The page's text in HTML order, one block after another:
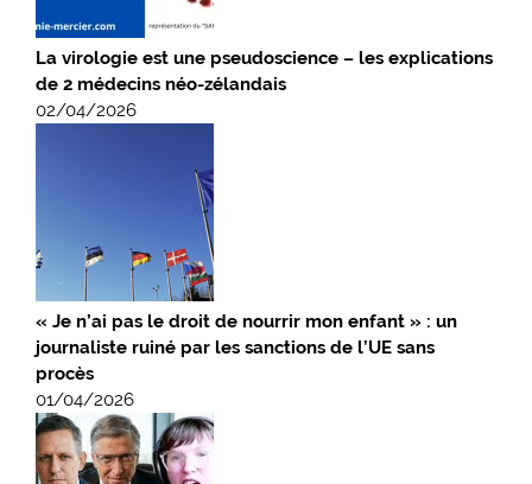
La virologie est une pseudoscience – les explications
de 2 médecins néo-zélandais
02/04/2026
« Je n’ai pas le droit de nourrir mon enfant » : un
journaliste ruiné par les sanctions de l’UE sans
procès
01/04/2026